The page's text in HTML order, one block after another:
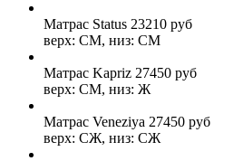
Матрас Status 23210 руб
верх: СМ, низ: СМ
Матрас Kapriz 27450 руб
верх: СМ, низ: Ж
Матрас Veneziya 27450 руб
верх: СЖ, низ: СЖ